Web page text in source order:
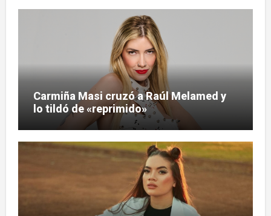
Carmiña Masi cruzó a Raúl Melamed y
lo tildó de «reprimido»